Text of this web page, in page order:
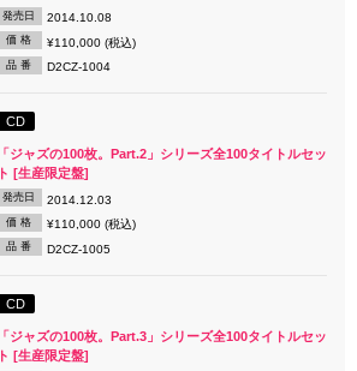
発売日 2014.10.08
価 格 ¥110,000 (税込)
品 番 D2CZ-1004
CD
「ジャズの100枚。Part.2」シリーズ全100タイトルセッ
ト [生産限定盤]
発売日 2014.12.03
価 格 ¥110,000 (税込)
品 番 D2CZ-1005
CD
「ジャズの100枚。Part.3」シリーズ全100タイトルセッ
ト [生産限定盤]